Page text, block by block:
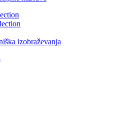
izobraževanja